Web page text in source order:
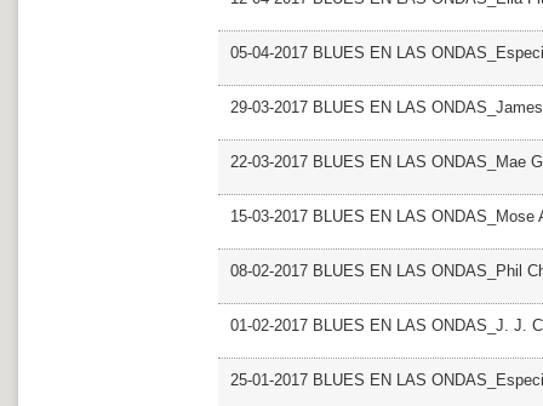
05-04-2017 BLUES EN LAS
29-03-2017 BLUES EN LAS
22-03-2017 BLUES EN LAS ONDAS_Mae
15-03-2017 BLUES EN LAS ONDAS_Mose
08-02-2017 BLUES EN LAS ONDAS_Phil
01-02-2017 BLUES EN LAS ONDAS_J. J.
25-01-2017 BLUES EN LAS